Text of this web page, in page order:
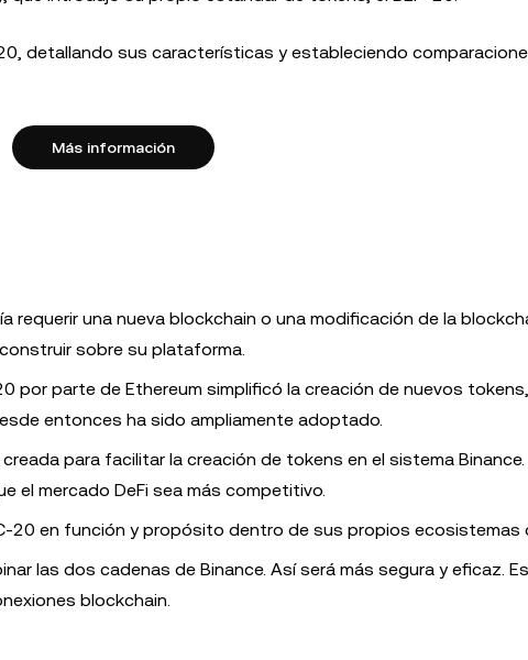
detallando sus características y estableciendo
Más información
requerir una nueva blockchain o una modificación de la
sobre su plataforma.
por parte de Ethereum simplificó la creación de nuevos tokens,
entonces ha sido ampliamente adoptado.
para facilitar la creación de tokens en el sistema Binance.
el mercado DeFi sea más competitivo.
20 en función y propósito dentro de sus propios ecosistemas
las dos cadenas de Binance. Así será más segura y eficaz.
blockchain.